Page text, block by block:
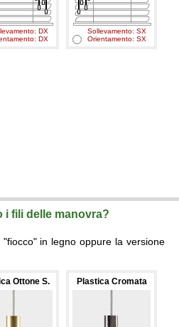
DX
DX
Sollevamento: SX
Orientamento: SX
i fili delle manovra?
in legno oppure la versione
Ottone S. Plastica Cromata